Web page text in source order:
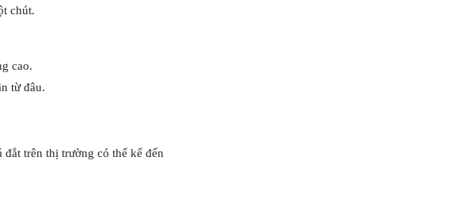
chút.
cao.
từ đâu.
trên thị trường có thể kể đến